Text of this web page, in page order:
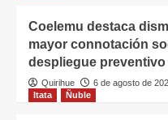
Coelemu destaca
mayor connotación
despliegue
Quirihue 6 de agosto de
Itata
Ñuble